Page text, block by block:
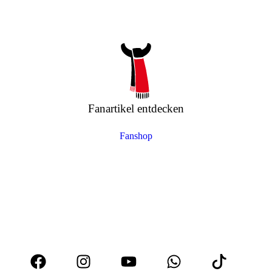
Fanartikel entdecken
Fanshop